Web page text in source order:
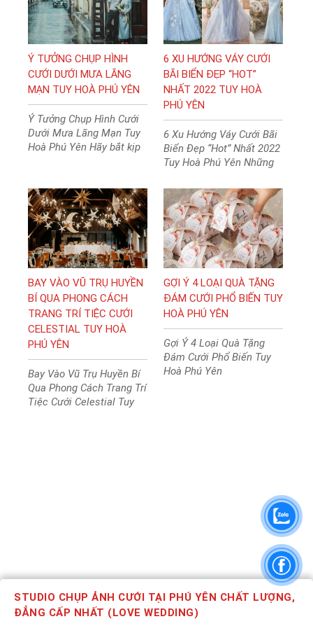
trọng?
Ý TƯỞNG CHỤP HÌNH
CƯỚI DƯỚI MƯA LÃNG
MẠN TUY HOÀ PHÚ YÊN
Ý Tưởng Chụp Hình Cưới
Dưới Mưa Lãng Mạn Tuy
Hoà Phú Yên Hãy bắt kịp
cưới dưới mưa của hai
bạn.
6 XU HƯỚNG VÁY CƯỚI
BÃI BIỂN ĐẸP “HOT”
NHẤT 2022 TUY HOÀ
PHÚ YÊN
6 Xu Hướng Váy Cưới Bãi
Biển Đẹp “Hot” Nhất 2022
Tuy Hoà Phú Yên Những
nào sẽ là lựa chọn hoàn
hảo cho các cô dâu trong
năm 2022?
BAY VÀO VŨ TRỤ HUYỀN
BÍ QUA PHONG CÁCH
TRANG TRÍ TIỆC CƯỚI
CELESTIAL TUY HOÀ
PHÚ YÊN
Bay Vào Vũ Trụ Huyền Bí
Qua Phong Cách Trang Trí
Tiệc Cưới Celestial Tuy
GỢI Ý 4 LOẠI QUÀ TẶNG
ĐÁM CƯỚI PHỔ BIẾN TUY
HOÀ PHÚ YÊN
Gợi Ý 4 Loại Quà Tặng
Đám Cưới Phổ Biến Tuy
Hoà Phú Yên
STUDIO CHỤP ẢNH CƯỚI TẠI PHÚ YÊN CHẤT LƯỢNG,
ĐẲNG CẤP NHẤT (LOVE WEDDING)